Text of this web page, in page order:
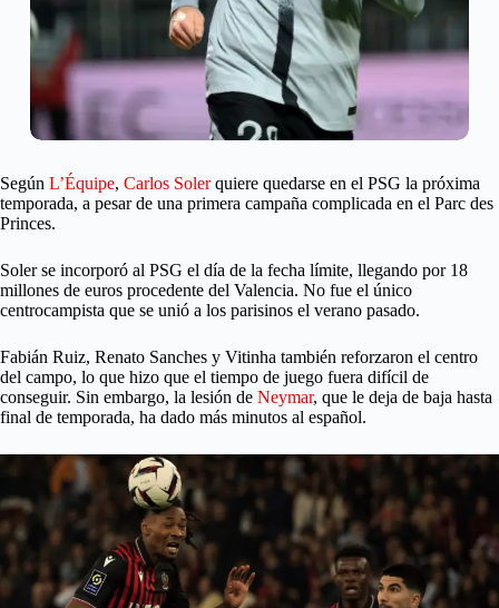
Según L’Équipe, Carlos Solerquiere quedarse en el PSG la próxima
temporada, a pesar de una primera campaña complicada en el Parc des
Princes.
Soler se incorporó al PSG el día de la fecha límite, llegando por 18
millones de euros procedente del Valencia. No fue el único
centrocampista que se unió a los parisinos el verano pasado.
Fabián Ruiz, Renato Sanches y Vitinha también reforzaron el centro
del campo, lo que hizo que el tiempo de juego fuera difícil de
conseguir. Sin embargo, la lesión de Neymar, que le deja de baja hasta
final de temporada, ha dado más minutos al español.